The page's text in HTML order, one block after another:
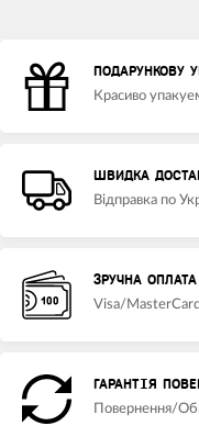
ПОДАРУНКОВУ
Красиво
ШВИДКА
Відправка по
ЗРУЧНА ОПЛАТА
Visa/
ГАРАНТІЯ
Повернення/